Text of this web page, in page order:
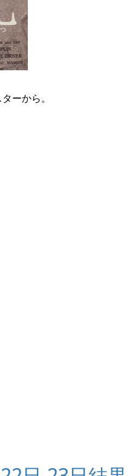
ーから。